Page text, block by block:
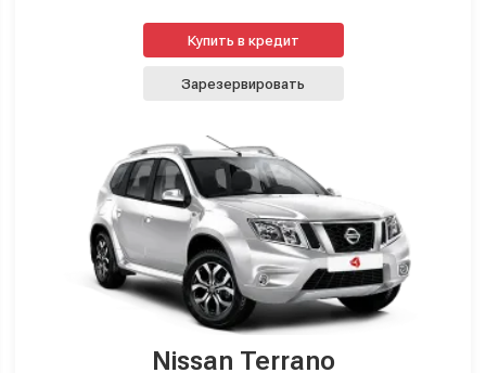
Купить в кредит
Зарезервировать
Nissan Terrano